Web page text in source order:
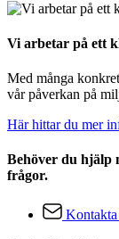
Vi arbetar på ett
Med många
vår påverkan på
Här hittar du mer
Behöver du hjälp
frågor.
Kontakta